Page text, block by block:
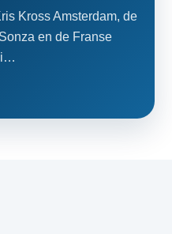
Kross Amsterdam, de
en de Franse